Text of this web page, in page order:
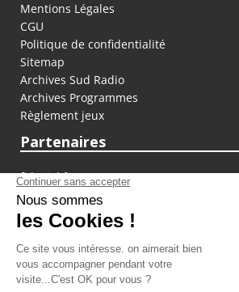
Mentions Légales
CGU
Politique de confidentialité
Sitemap
Archives Sud Radio
Archives Programmes
Règlement jeux
Partenaires
fiducial.fr
lyoncapitale.fr
olympique-et-lyonnais.com
L'application Iphone / Android